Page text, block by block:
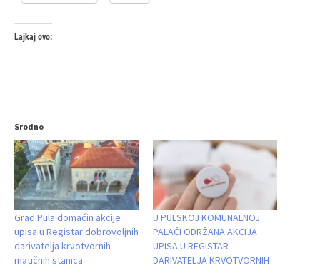
Lajkaj ovo:
Srodno
Grad Pula domaćin akcije
upisa u Registar dobrovoljnih
darivatelja krvotvornih
matičnih stanica
U PULSKOJ KOMUNALNOJ
PALAČI ODRŽANA AKCIJA
UPISA U REGISTAR
DARIVATELJA KRVOTVORNIH